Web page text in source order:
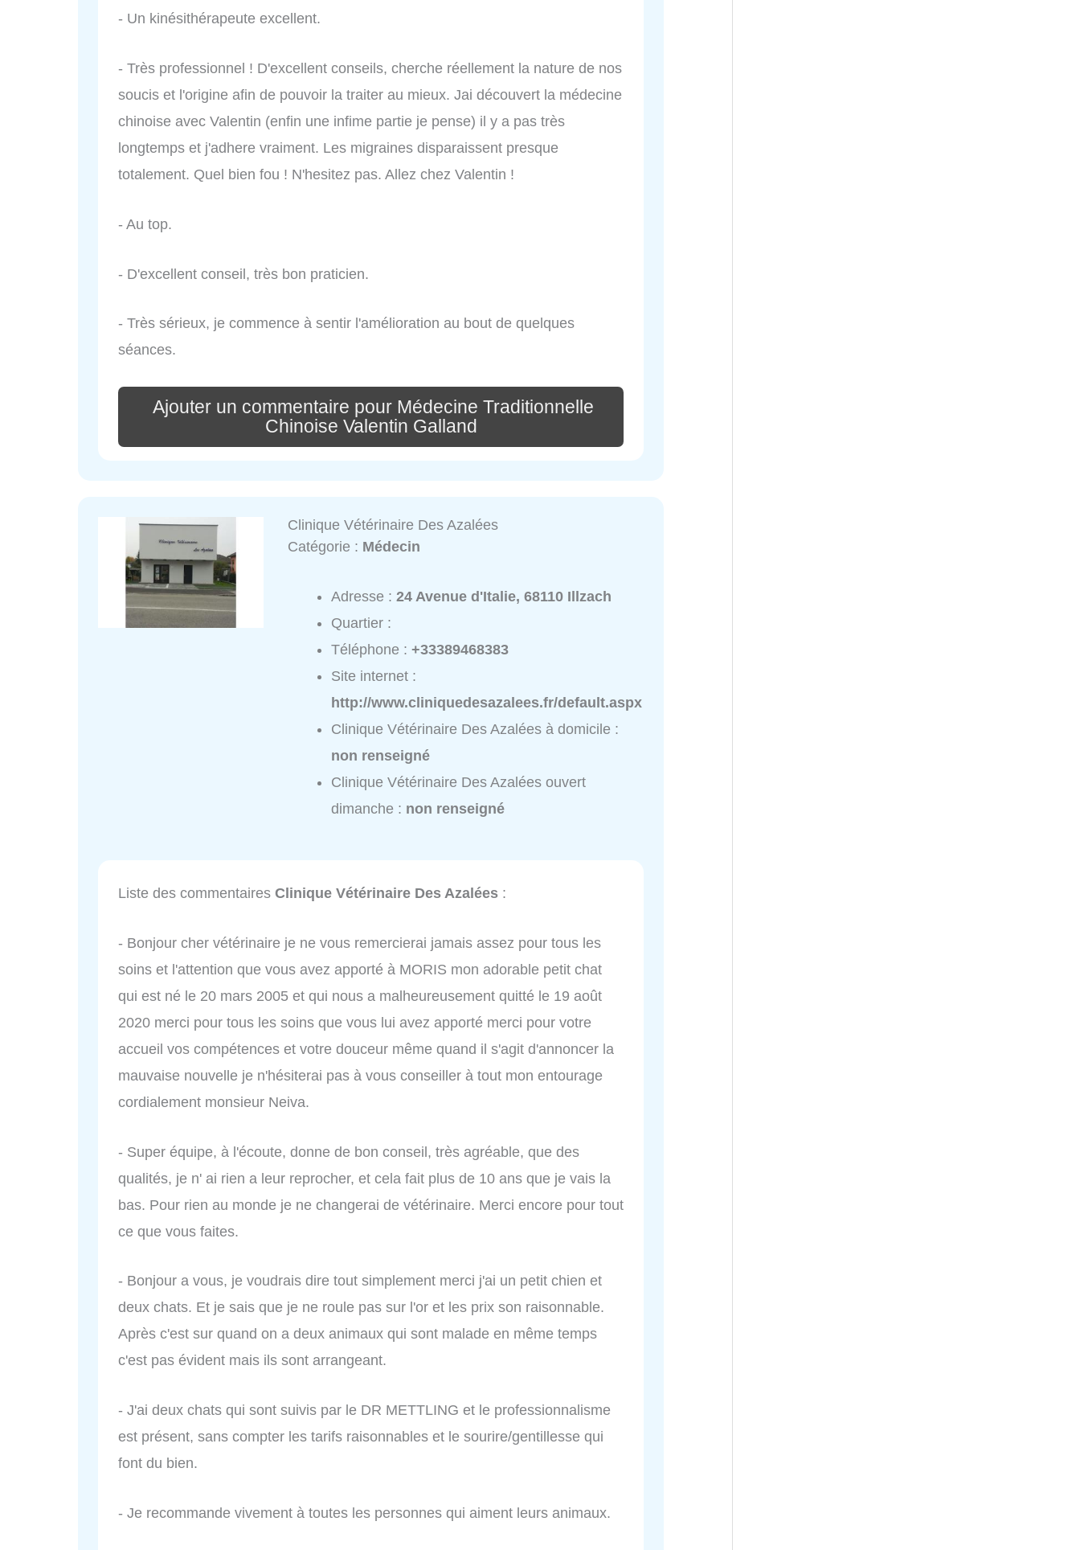
- Un kinésithérapeute excellent.
- Très professionnel ! D'excellent conseils, cherche réellement la nature de nos
soucis et l'origine afin de pouvoir la traiter au mieux. Jai découvert la médecine
chinoise avec Valentin (enfin une infime partie je pense) il y a pas très
longtemps et j'adhere vraiment. Les migraines disparaissent presque
totalement. Quel bien fou ! N'hesitez pas. Allez chez Valentin !
- Au top.
- D'excellent conseil, très bon praticien.
- Très sérieux, je commence à sentir l'amélioration au bout de quelques
séances.
Ajouter un commentaire pour Médecine Traditionnelle
Chinoise Valentin Galland
Clinique Vétérinaire Des Azalées
Catégorie : Médecin
Adresse :24 Avenue d'Italie, 68110 Illzach
Quartier :
Téléphone :+33389468383
Site internet :
http://www.cliniquedesazalees.fr/default.aspx
Clinique Vétérinaire Des Azalées à domicile :
non renseigné
Clinique Vétérinaire Des Azalées ouvert
dimanche : non renseigné
Liste des commentaires Clinique Vétérinaire Des Azalées :
- Bonjour cher vétérinaire je ne vous remercierai jamais assez pour tous les
soins et l'attention que vous avez apporté à MORIS mon adorable petit chat
qui est né le 20 mars 2005 et qui nous a malheureusement quitté le 19 août
2020 merci pour tous les soins que vous lui avez apporté merci pour votre
accueil vos compétences et votre douceur même quand il s'agit d'annoncer la
mauvaise nouvelle je n'hésiterai pas à vous conseiller à tout mon entourage
cordialement monsieur Neiva.
- Super équipe, à l'écoute, donne de bon conseil, très agréable, que des
qualités, je n' ai rien a leur reprocher, et cela fait plus de 10 ans que je vais la
bas. Pour rien au monde je ne changerai de vétérinaire. Merci encore pour tout
ce que vous faites.
- Bonjour a vous, je voudrais dire tout simplement merci j'ai un petit chien et
deux chats. Et je sais que je ne roule pas sur l'or et les prix son raisonnable.
Après c'est sur quand on a deux animaux qui sont malade en même temps
c'est pas évident mais ils sont arrangeant.
- J'ai deux chats qui sont suivis par le DR METTLING et le professionnalisme
est présent, sans compter les tarifs raisonnables et le sourire/gentillesse qui
font du bien.
- Je recommande vivement à toutes les personnes qui aiment leurs animaux.